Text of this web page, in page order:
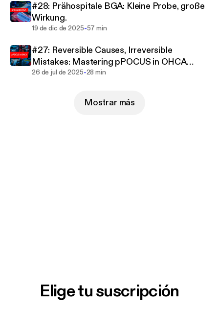
#28: Prähospitale BGA: Kleine Probe, große
Wirkung.
19 de dic de 2025-57 min
#27: Reversible Causes, Irreversible
Mistakes: Mastering pPOCUS in OHCA
(ENG)
26 de jul de 2025-28 min
Mostrar más
Elige tu suscripción